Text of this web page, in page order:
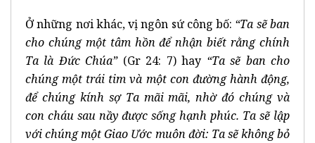
Ở những nơi khác, vị ngôn sứ công bố: “Ta sẽ ban
cho chúng một tâm hồn để nhận biết rằng chính
Ta là Đức Chúa” (Gr 24: 7) hay “Ta sẽ ban cho
chúng một trái tim và một con đường hành động,
để chúng kính sợ Ta mãi mãi, nhờ đó chúng và
con cháu sau nầy được sống hạnh phúc. Ta sẽ lập
với chúng một Giao Ước muôn đời: Ta sẽ không bỏ